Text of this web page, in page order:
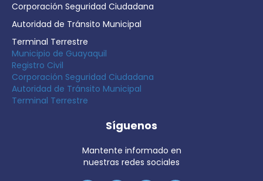
Corporación Seguridad Ciudadana
Autoridad de Tránsito Municipal
Terminal Terrestre
Municipio de Guayaquil
Registro Civil
Corporación Seguridad Ciudadana
Autoridad de Tránsito Municipal
Terminal Terrestre
Síguenos
Mantente informado en
nuestras redes sociales